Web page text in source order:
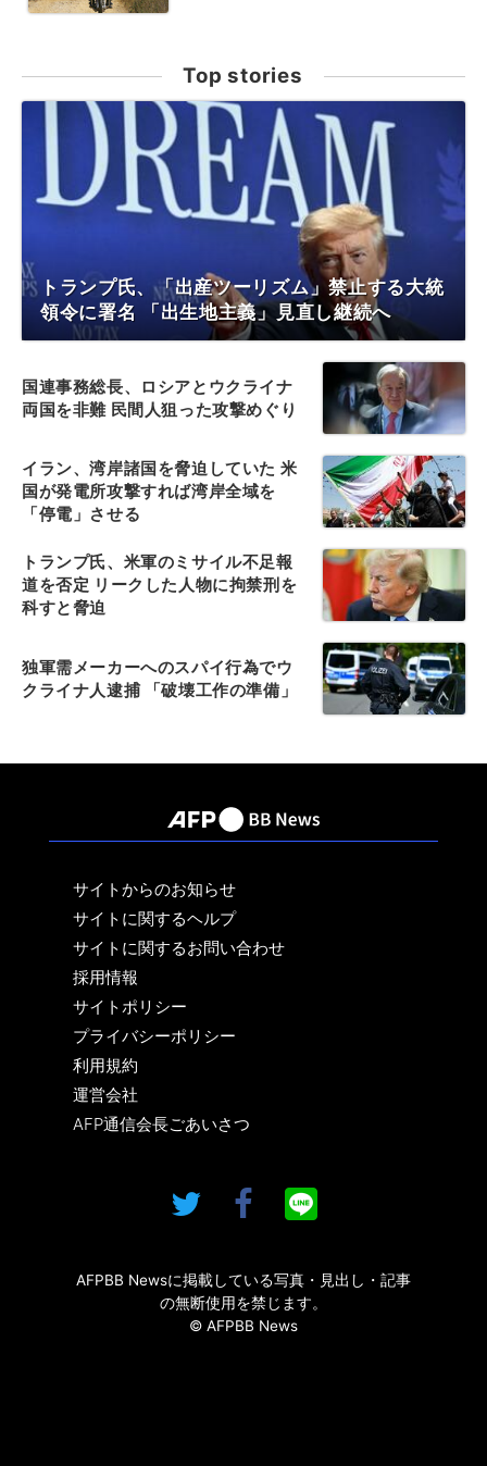
Top stories
トランプ氏、「出産ツーリズム」禁止する大統
領令に署名 「出生地主義」見直し継続へ
国連事務総長、ロシアとウクライナ
両国を非難 民間人狙った攻撃めぐり
イラン、湾岸諸国を脅迫していた 米
国が発電所攻撃すれば湾岸全域を
「停電」させる
トランプ氏、米軍のミサイル不足報
道を否定 リークした人物に拘禁刑を
科すと脅迫
独軍需メーカーへのスパイ行為でウ
クライナ人逮捕 「破壊工作の準備」
サイトからのお知らせ
サイトに関するヘルプ
サイトに関するお問い合わせ
採用情報
サイトポリシー
プライバシーポリシー
利用規約
運営会社
AFP通信会長ごあいさつ
AFPBB Newsに掲載している写真・見出し・記事
の無断使用を禁じます。
© AFPBB News